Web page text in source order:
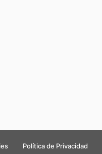
Política de Privacidad